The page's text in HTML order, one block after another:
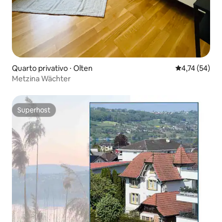
Quarto privativo ⋅ Olten 4,74 de uma
4,74 (54)
Metzina Wächter
Superhost
Superhost